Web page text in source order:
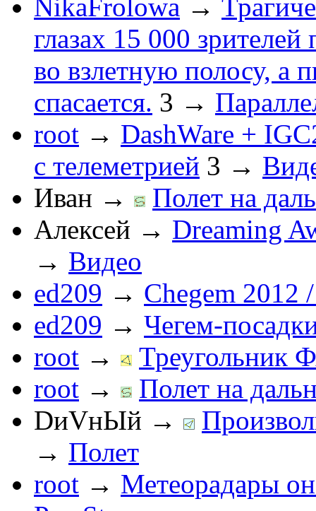
NikaFrolowa →
глазах 15 000
во взлетную полосу, а
спасается. 3 →
root → DashWare +
с телеметрией 3 →
Иван →
Полет на
Алексей → Dreaming
→ Видео
ed209 → Chegem 2012
ed209 → Чегем-
root →
Треугольник
root →
Полет на
DиVнЫй →
→ Полет
root → Метеорадары